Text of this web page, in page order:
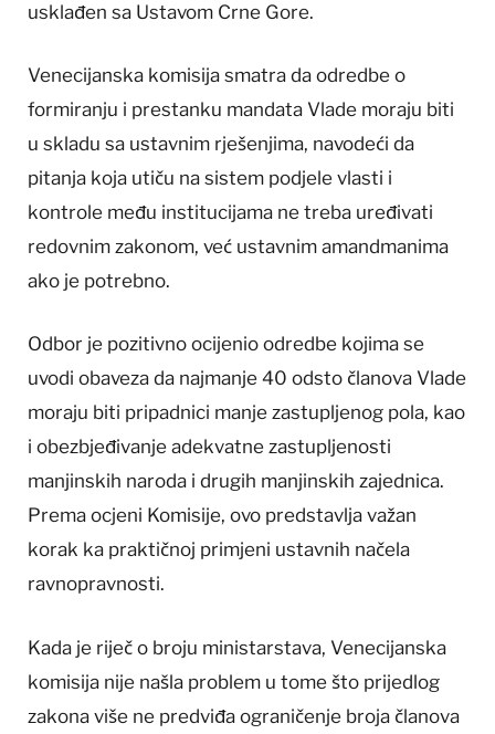
usklađen sa Ustavom Crne Gore.
Venecijanska komisija smatra da odredbe o
formiranju i prestanku mandata Vlade moraju biti
u skladu sa ustavnim rješenjima, navodeći da
pitanja koja utiču na sistem podjele vlasti i
kontrole među institucijama ne treba uređivati ​​
redovnim zakonom, već ustavnim amandmanima
ako je potrebno.
Odbor je pozitivno ocijenio odredbe kojima se
uvodi obaveza da najmanje 40 odsto članova Vlade
moraju biti pripadnici manje zastupljenog pola, kao
i obezbjeđivanje adekvatne zastupljenosti
manjinskih naroda i drugih manjinskih zajednica.
Prema ocjeni Komisije, ovo predstavlja važan
korak ka praktičnoj primjeni ustavnih načela
ravnopravnosti.
Kada je riječ o broju ministarstava, Venecijanska
komisija nije našla problem u tome što prijedlog
zakona više ne predviđa ograničenje broja članova